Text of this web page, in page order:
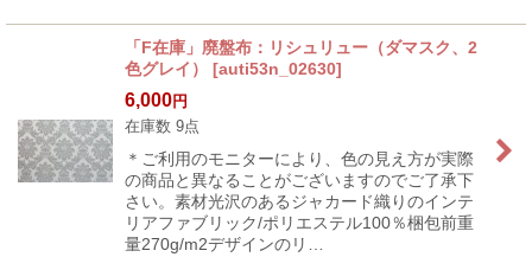
「F在庫」廃盤布：リシュリュー（ダマスク、2
色グレイ）
[auti53n_02630]
6,000円
在庫数 9点
＊ご利用のモニターにより、色の見え方が実際
の商品と異なることがございますのでご了承下
さい。素材光沢のあるジャカード織りのインテ
リアファブリック/ポリエステル100％梱包前重
量270g/m2デザインのリ…